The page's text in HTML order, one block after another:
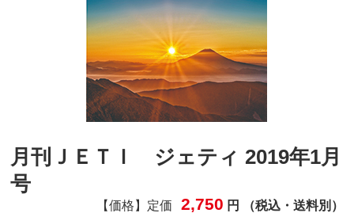
月刊ＪＥＴＩ ジェティ 2019年1月
号
【価格】定価 2,750 円 （税込・送料別）